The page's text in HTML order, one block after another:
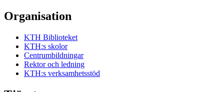
Organisation
KTH Biblioteket
KTH:s skolor
Centrumbildningar
Rektor och ledning
KTH:s verksamhetsstöd